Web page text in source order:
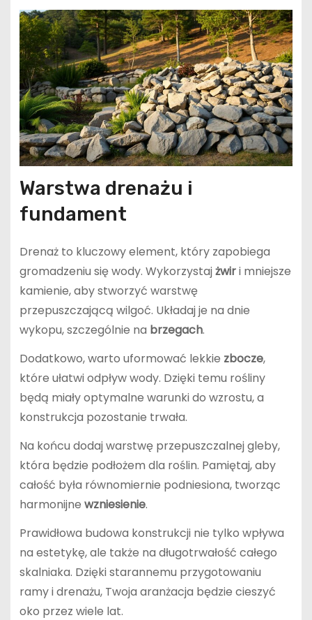
Warstwa drenażu i
fundament
Drenaż to kluczowy element, który zapobiega
gromadzeniu się wody. Wykorzystajżwiri mniejsze
kamienie, aby stworzyć warstwę
przepuszczającą wilgoć. Układaj je na dnie
wykopu, szczególnie na brzegach.
Dodatkowo, warto uformować lekkie zbocze,
które ułatwi odpływ wody. Dzięki temu rośliny
będą miały optymalne warunki do wzrostu, a
konstrukcja pozostanie trwała.
Na końcu dodaj warstwę przepuszczalnej gleby,
która będzie podłożem dla roślin. Pamiętaj, aby
całość była równomiernie podniesiona, tworząc
harmonijne wzniesienie.
Prawidłowa budowa konstrukcji nie tylko wpływa
na estetykę, ale także na długotrwałość całego
skalniaka. Dzięki starannemu przygotowaniu
ramy i drenażu, Twoja aranżacja będzie cieszyć
oko przez wiele lat.